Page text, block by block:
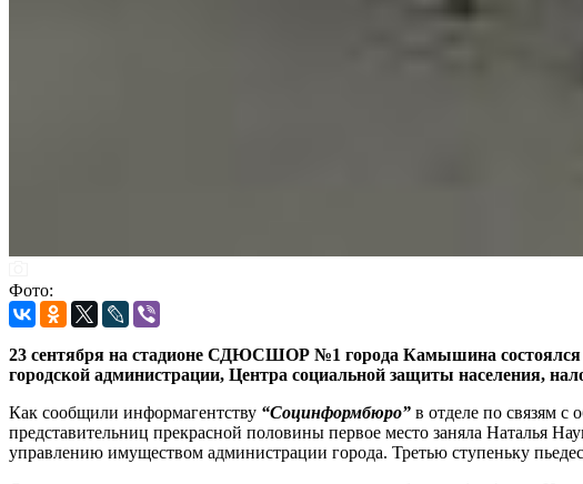
Фото:
23 сентября на стадионе СДЮСШОР №1 города Камышина
городской администрации, Центра социальной защиты населения,
Как сообщили информагентству “Социнформбюро” в отделе по связям
представительниц прекрасной половины первое место заняла Наталья
управлению имуществом администрации города. Третью ступеньку